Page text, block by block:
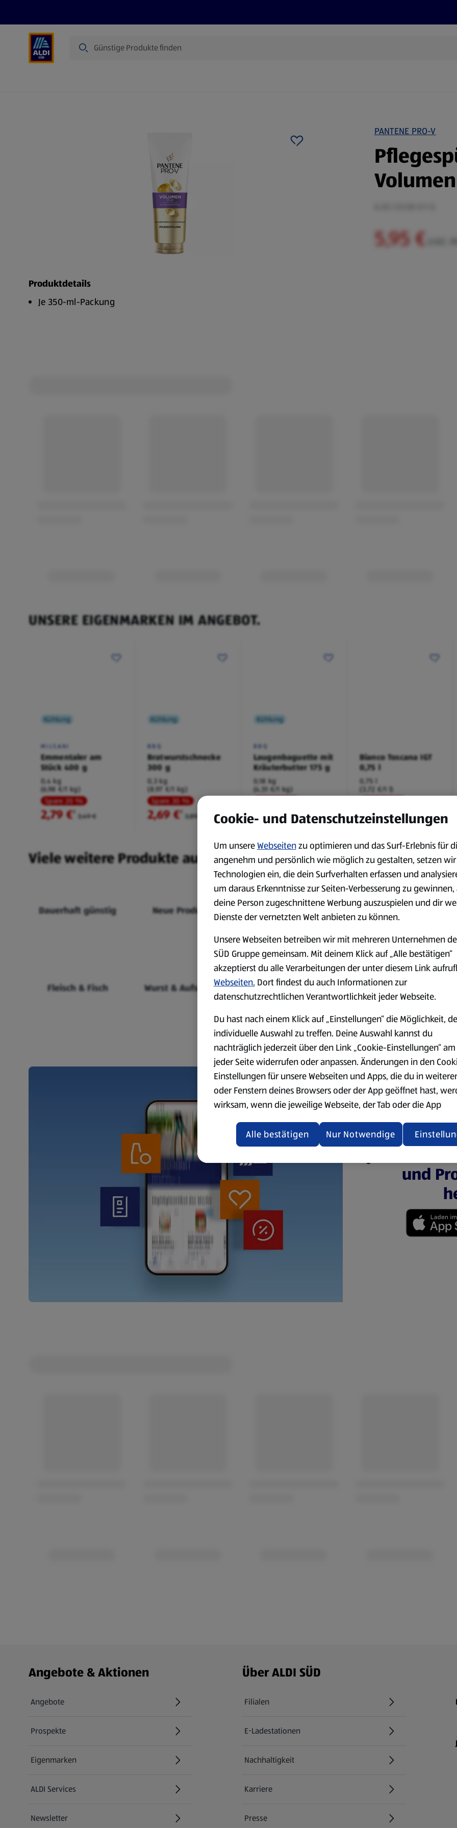
PANTENE PRO-V
5,95 €
Produktdetails
Je 350-ml-Packung
UNSERE EIGENMARKEN IM ANGEBOT.
Kühlung
MILSANI
Emmentaler am
Stück 400 g
0,4 kg
(6,98 €/1 kg)
Spare 20 %
2,79 €² 3,49 €
Kühlung
BBQ
Bratwurstschnecke
300 g
0,3 kg
(8,97 €/1 kg)
Spare 30 %
2,69 €² 3,89 €
Kühlung
BBQ
Laugenbaguette mit
Kräuterbutter 175 g
0,18 kg
(4,51 €/1 kg)
0,79 € 1,29 €
Bianco Toscana IGT
0,75 l
0,75 l
(3,72 €/1 l)
2,79 € 3,49 €
Viele weitere Produkte aus unserem Sortiment.
Dauerhaft günstig Neue Produkte Markenprodukte Bio-Produkte
Fleisch & Fisch Wurst & Aufschnitt Käse
Milchprodukte &
Eier
Mit der
jederzeit
und
Fußzeilenmenü - weitere Links
Angebote & Aktionen
Angebote
Prospekte
Eigenmarken
ALDI Services
Newsletter
Über ALDI SÜD
Filialen
E-Ladestationen
Nachhaltigkeit
Karriere
Presse
Cookie- und Datenschutzeinstellungen
Um unsereWebseitenzu optimieren und das Surf-Erlebnis für
angenehm und persönlich wie möglich zu gestalten, setzen wir
Technologien ein, die dein Surfverhalten erfassen und
um daraus Erkenntnisse zur Seiten-Verbesserung zu gewinnen,
deine Person zugeschnittene Werbung auszuspielen und dir
Dienste der vernetzten Welt anbieten zu können.
Unsere Webseiten betreiben wir mit mehreren Unternehmen
SÜD Gruppe gemeinsam. Mit deinem Klick auf „Alle bestätigen“
akzeptierst du alle Verarbeitungen der unter diesem Link
Webseiten. Dort findest du auch Informationen zur
datenschutzrechtlichen Verantwortlichkeit jeder Webseite.
Du hast nach einem Klick auf „Einstellungen“ die Möglichkeit,
individuelle Auswahl zu treffen. Deine Auswahl kannst du
nachträglich jederzeit über den Link „Cookie-Einstellungen“
jeder Seite widerrufen oder anpassen. Änderungen in den
Einstellungen für unsere Webseiten und Apps, die du in
oder Fenstern deines Browsers oder der App geöffnet hast,
wirksam, wenn die jeweilige Webseite, der Tab oder die App
aktualisiert oder geschlossen und anschließend wieder geöffnet
Datenschutzerklärung zur Verfügung.
Übersicht der Webseitenbetreiber und Datenschutzerklärungen
Nur Notwendige
Alle bestätigen